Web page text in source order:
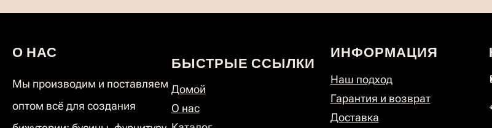
О НАС
Мы производим и поставляем
оптом всё для создания
БЫСТРЫЕ ССЫЛКИ
Домой
О нас
ИНФОРМАЦИЯ
Наш подход
Гарантия и возврат
Доставка